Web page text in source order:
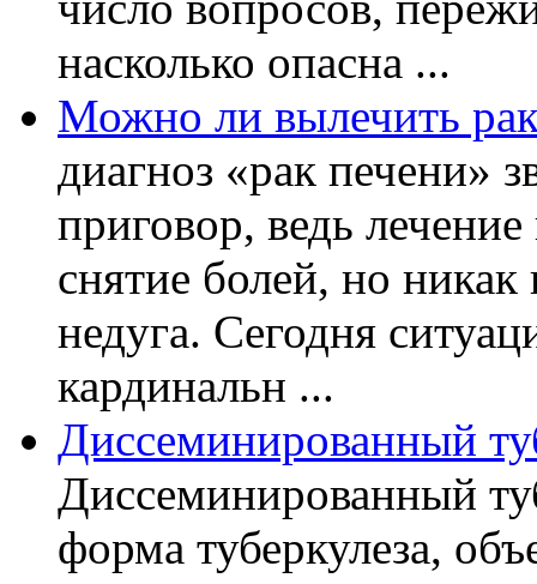
насколько опасна ...
Можно ли вылечить
диагноз «рак печени»
приговор, ведь
снятие болей, но никак
недуга. Сегодня
кардинальн ...
Диссеминированный
Диссеминированный
форма туберкулеза,